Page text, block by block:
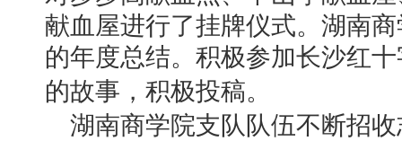
献血屋进行了挂牌仪式。湖南
的年度总结。积极参加长沙红
的故事，积极投稿。
湖南商学院支队队伍不断招